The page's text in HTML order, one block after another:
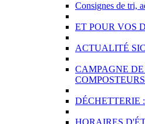
Consignes de tri,
ET POUR VOS
ACTUALITÉ
CAMPAGNE
DÉCHETTERIE
HORAIRES